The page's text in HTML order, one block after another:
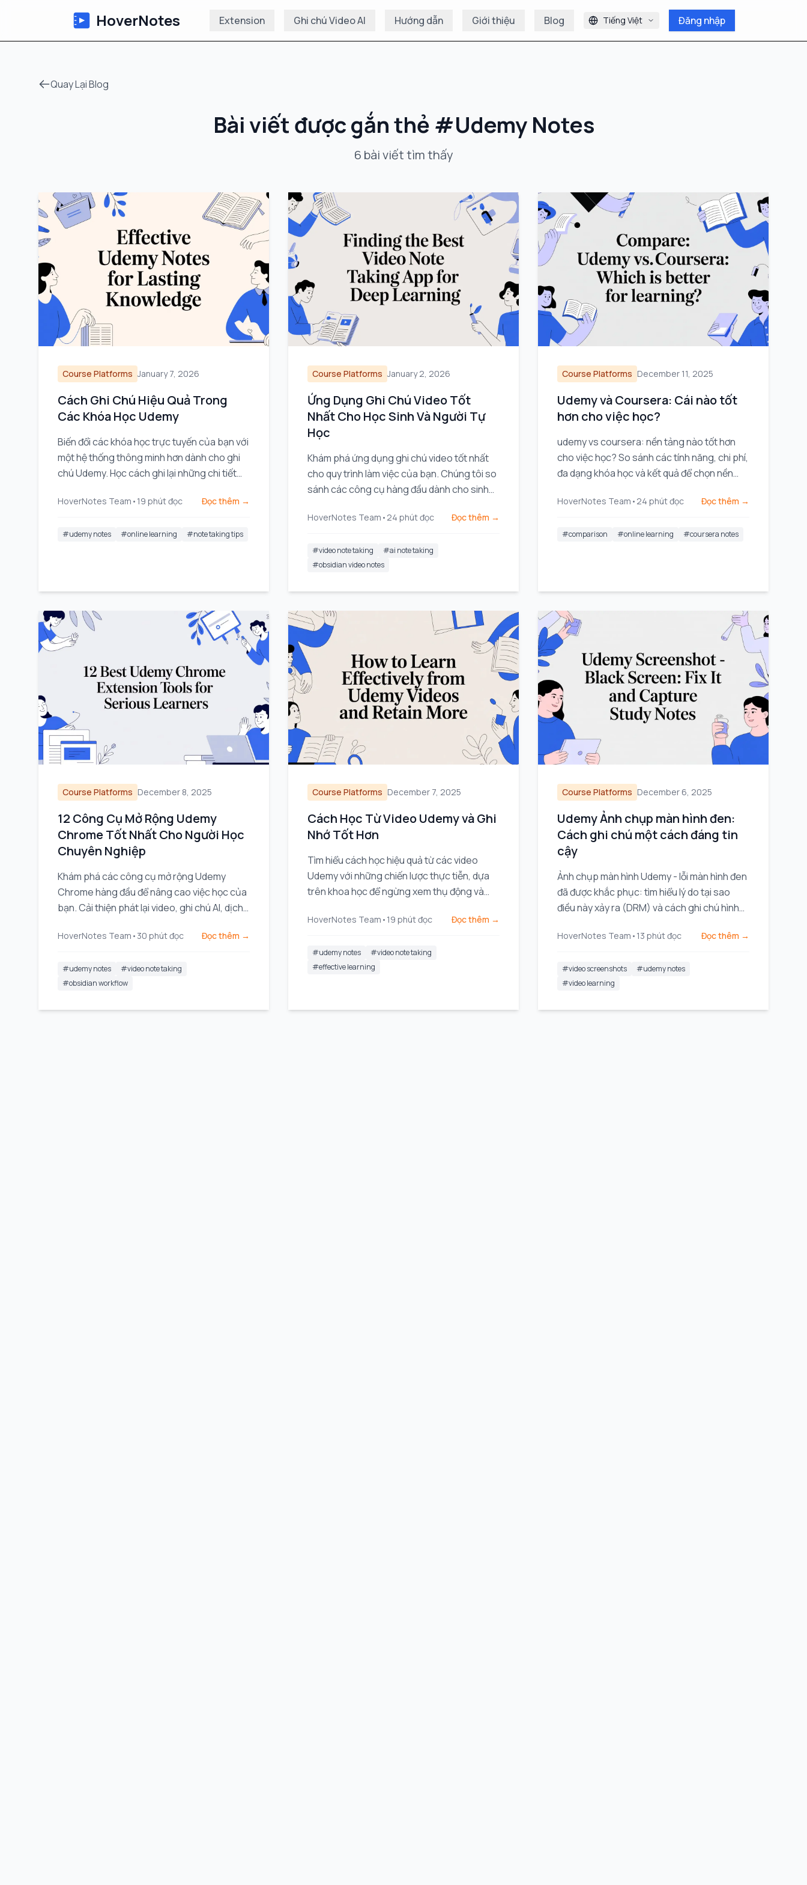
HoverNotes Extension Ghi chú Video AI Hướng dẫn Giới thiệu Blog Tiếng Việt Đăng nhập
Quay Lại Blog
Bài viết được gắn thẻ #Udemy Notes
6 bài viếttìm thấy
Course Platforms January 7, 2026
Cách Ghi Chú Hiệu Quả Trong
Các Khóa Học Udemy
Biến đổi các khóa học trực tuyến của bạn với
một hệ thống thông minh hơn dành cho ghi
chú Udemy. Học cách ghi lại những chi tiết
sự ghi nhớ những gì bạn xem.
HoverNotes Team • 19 phút đọc Đọc thêm →
#udemy notes #online learning #note taking tips
Course Platforms January 2, 2026
Ứng Dụng Ghi Chú Video Tốt
Nhất Cho Học Sinh Và Người Tự
Học
Khám phá ứng dụng ghi chú video tốt nhất
cho quy trình làm việc của bạn. Chúng tôi so
sánh các công cụ hàng đầu dành cho sinh
Notion, và các khóa học trực tuyến.
HoverNotes Team • 24 phút đọc Đọc thêm →
#video note taking #ai note taking
#obsidian video notes
Course Platforms December 11, 2025
Udemy và Coursera: Cái nào tốt
hơn cho việc học?
udemy vs coursera: nền tảng nào tốt hơn
cho việc học? So sánh các tính năng, chi phí,
đa dạng khóa học và kết quả để chọn nền
HoverNotes Team • 24 phút đọc Đọc thêm →
#comparison #online learning #coursera notes
Course Platforms December 8, 2025
12 Công Cụ Mở Rộng Udemy
Chrome Tốt Nhất Cho Người Học
Chuyên Nghiệp
Khám phá các công cụ mở rộng Udemy
Chrome hàng đầu để nâng cao việc học của
bạn. Cải thiện phát lại video, ghi chú AI, dịch
HoverNotes Team • 30 phút đọc Đọc thêm →
#udemy notes #video note taking
#obsidian workflow
Course Platforms December 7, 2025
Cách Học Từ Video Udemy và Ghi
Nhớ Tốt Hơn
Tìm hiểu cách học hiệu quả từ các video
Udemy với những chiến lược thực tiễn, dựa
trên khoa học để ngừng xem thụ động và
HoverNotes Team • 19 phút đọc Đọc thêm →
#udemy notes #video note taking
#effective learning
Course Platforms December 6, 2025
Udemy Ảnh chụp màn hình đen:
Cách ghi chú một cách đáng tin
cậy
Ảnh chụp màn hình Udemy - lỗi màn hình đen
đã được khắc phục: tìm hiểu lý do tại sao
điều này xảy ra (DRM) và cách ghi chú hình
buổi học của bạn.
HoverNotes Team • 13 phút đọc Đọc thêm →
#video screenshots #udemy notes
#video learning